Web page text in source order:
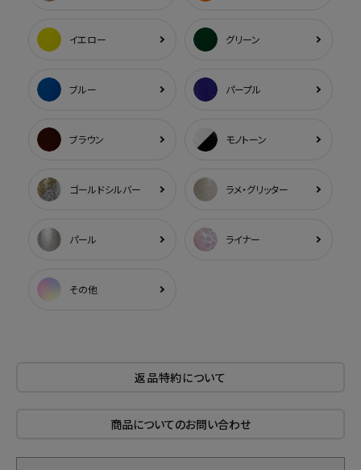
イエロー グリーン
ブルー パープル
ブラウン モノトーン
ゴールドシルバー ラメ・グリッター
パール ライナー
その他
返品特約について
商品についてのお問い合わせ